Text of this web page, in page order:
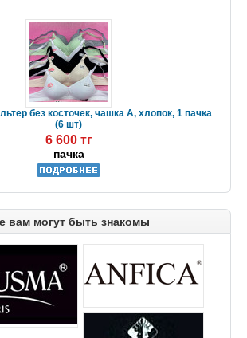
без косточек, чашка А, хлопок, 1 пачка
(6 шт)
6 600 тг
пачка
вам могут быть знакомы